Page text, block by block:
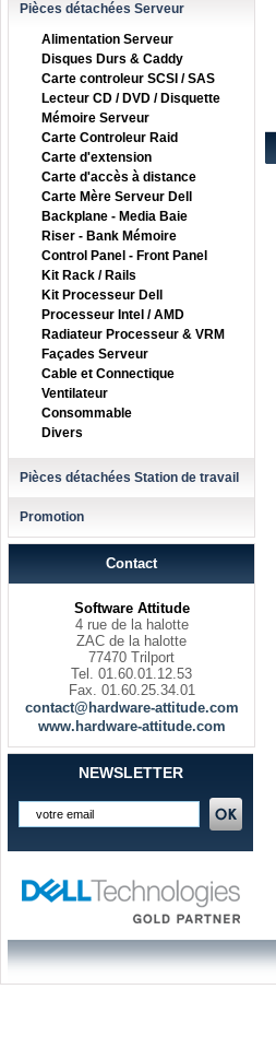
Pièces détachées Serveur
Alimentation Serveur
Disques Durs & Caddy
Carte controleur SCSI / SAS
Lecteur CD / DVD / Disquette
Mémoire Serveur
Carte Controleur Raid
Carte d'extension
Carte d'accès à distance
Carte Mère Serveur Dell
Backplane - Media Baie
Riser - Bank Mémoire
Control Panel - Front Panel
Kit Rack / Rails
Kit Processeur Dell
Processeur Intel / AMD
Radiateur Processeur & VRM
Façades Serveur
Cable et Connectique
Ventilateur
Consommable
Divers
Pièces détachées Station de travail
Promotion
Contact
Software Attitude
4 rue de la halotte
ZAC de la halotte
77470 Trilport
Tel. 01.60.01.12.53
Fax. 01.60.25.34.01
contact@hardware-attitude.com
www.hardware-attitude.com
NEWSLETTER